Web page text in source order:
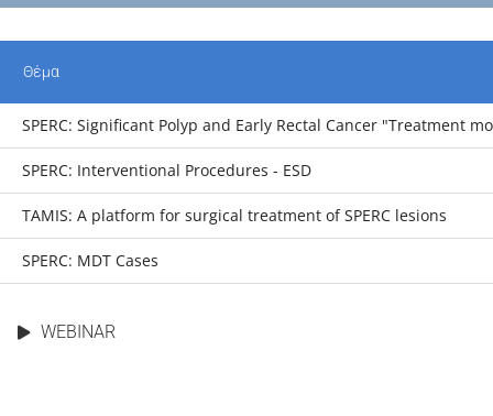
Θέμα
SPERC: Significant Polyp and Early Rectal Cancer "Treatment
SPERC: Interventional Procedures - ESD
TAMIS: A platform for surgical treatment of SPERC lesions
SPERC: MDT Cases
WEBINAR